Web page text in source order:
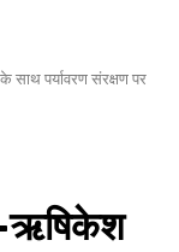
साथ पर्यावरण संरक्षण पर